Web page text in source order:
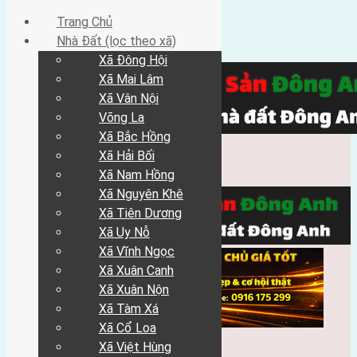
Trang Chủ
Trang Chủ
Nhà Đất (lọc theo xã)
Xã Đông Hội
Xã Mai Lâm
Xã Vân Nội
Võng La
Xã Bắc Hồng
Xã Hải Bối
Xã Nam Hồng
Xã Nguyên Khê
Xã Tiên Dương
Xã Uy Nỗ
Xã Vĩnh Ngọc
Xã Xuân Canh
Xã Xuân Nộn
Xã Tàm Xá
Xã Cổ Loa
Xã Việt Hùng